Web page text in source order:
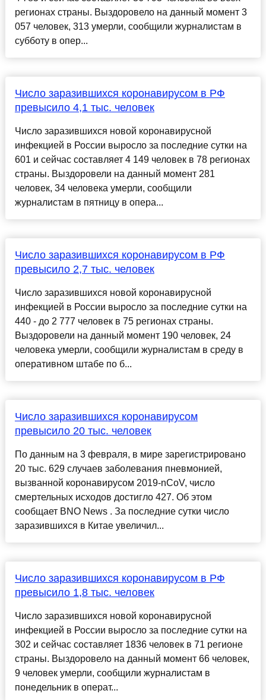
регионах страны. Выздоровело на данный момент 3
057 человек, 313 умерли, сообщили журналистам в
субботу в опер...
Число заразившихся коронавирусом в РФ
превысило 4,1 тыс. человек
Число заразившихся новой коронавирусной
инфекцией в России выросло за последние сутки на
601 и сейчас составляет 4 149 человек в 78 регионах
страны. Выздоровели на данный момент 281
человек, 34 человека умерли, сообщили
журналистам в пятницу в опера...
Число заразившихся коронавирусом в РФ
превысило 2,7 тыс. человек
Число заразившихся новой коронавирусной
инфекцией в России выросло за последние сутки на
440 - до 2 777 человек в 75 регионах страны.
Выздоровели на данный момент 190 человек, 24
человека умерли, сообщили журналистам в среду в
оперативном штабе по б...
Число заразившихся коронавирусом
превысило 20 тыс. человек
По данным на 3 февраля, в мире зарегистрировано
20 тыс. 629 случаев заболевания пневмонией,
вызванной коронавирусом 2019-nCoV, число
смертельных исходов достигло 427. Об этом
сообщает BNO News . За последние сутки число
заразившихся в Китае увеличил...
Число заразившихся коронавирусом в РФ
превысило 1,8 тыс. человек
Число заразившихся новой коронавирусной
инфекцией в России выросло за последние сутки на
302 и сейчас составляет 1836 человек в 71 регионе
страны. Выздоровело на данный момент 66 человек,
9 человек умерли, сообщили журналистам в
понедельник в операт...